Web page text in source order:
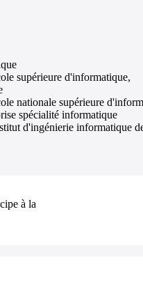
supérieure d'informatique,
nationale supérieure
spécialité informatique
d'ingénierie informatique
à la